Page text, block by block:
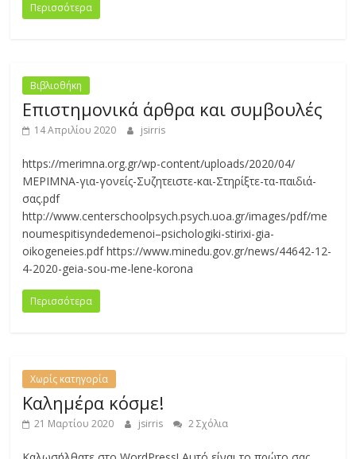
Περισσότερα
Βιβλιοθήκη
Επιστημονικά άρθρα και συμβουλές
14 Απριλίου 2020 jsirris
https://merimna.org.gr/wp-content/uploads/2020/04/
ΜΕΡΙΜΝΑ-για-γονείς-Συζητειστε-και-Στηρίξτε-τα-παιδιά-
σας.pdf
http://www.centerschoolpsych.psych.uoa.gr/images/pdf/me
noumespitisyndedemenoi–psichologiki-stirixi-gia-
oikogeneies.pdf https://www.minedu.gov.gr/news/44642-12-
4-2020-geia-sou-me-lene-korona
Περισσότερα
Χωρίς κατηγορία
Καλημέρα κόσμε!
21 Μαρτίου 2020 jsirris 2 Σχόλια